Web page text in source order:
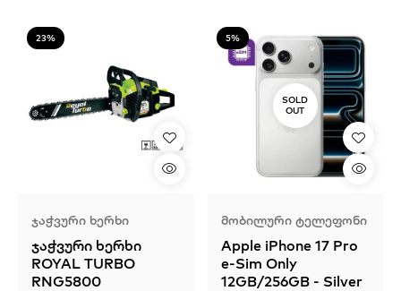
23%
Ჯაჭვური Ხერხი
ჯაჭვური ხერხი
ROYAL TURBO
RNG5800
5%
SOLD
OUT
Მობილური Ტელეფონი
Apple iPhone 17 Pro
e-Sim Only
12GB/256GB - Silver